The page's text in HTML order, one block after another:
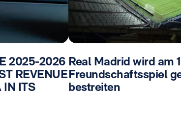
2025-2026
REVENUE
IN ITS
Real Madrid wird am
Freundschaftsspiel
bestreiten